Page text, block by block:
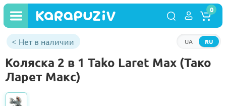
RU
UA
0
Нет в наличии
Коляска 2 в 1 Tako Laret Max (Тако
Ларет Макс)